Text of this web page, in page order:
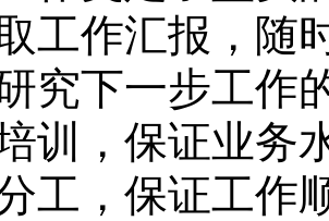
工作汇报，随
究下一步工作
训，保证业务
工，保证工作